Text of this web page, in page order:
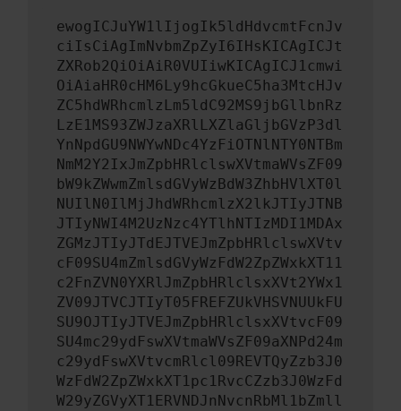
ewogICJuYW1lIjogIk5ldHdvcmtFcnJv
ciIsCiAgImNvbmZpZyI6IHsKICAgICJt
ZXRob2QiOiAiR0VUIiwKICAgICJ1cmwi
OiAiaHR0cHM6Ly9hcGkueC5ha3MtcHJv
ZC5hdWRhcmlzLm5ldC92MS9jbGllbnRz
LzE1MS93ZWJzaXRlLXZlaGljbGVzP3dl
YnNpdGU9NWYwNDc4YzFiOTNlNTY0NTBm
NmM2Y2IxJmZpbHRlclswXVtmaWVsZF09
bW9kZWwmZmlsdGVyWzBdW3ZhbHVlXT0l
NUIlN0IlMjJhdWRhcmlzX2lkJTIyJTNB
JTIyNWI4M2UzNzc4YTlhNTIzMDI1MDAx
ZGMzJTIyJTdEJTVEJmZpbHRlclswXVtv
cF09SU4mZmlsdGVyWzFdW2ZpZWxkXT11
c2FnZVN0YXRlJmZpbHRlclsxXVt2YWx1
ZV09JTVCJTIyT05FREFZUkVHSVNUUkFU
SU9OJTIyJTVEJmZpbHRlclsxXVtvcF09
SU4mc29ydFswXVtmaWVsZF09aXNPd24m
c29ydFswXVtvcmRlcl09REVTQyZzb3J0
WzFdW2ZpZWxkXT1pc1RvcCZzb3J0WzFd
W29yZGVyXT1ERVNDJnNvcnRbMl1bZmll